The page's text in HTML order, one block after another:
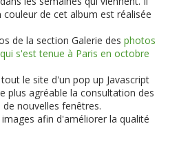
de cet album est réalisée
de la section Galerie desphotos
s'est tenue à Paris en octobre
le site d'un pop up Javascript
plus agréable la consultation des
nouvelles fenêtres.
afin d'améliorer la qualité